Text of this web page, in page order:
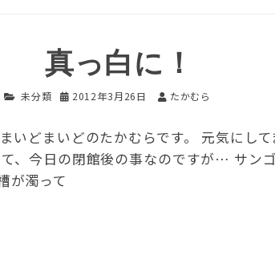
真っ白に！
未分類 2012年3月26日 たかむら
いどまいどのたかむらです。 元気にし
、今日の閉館後の事なのですが… サン
が濁って